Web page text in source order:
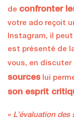
de confronter
votre ado reçoit
Instagram, il
est présenté de
vous, en
sources lui
son esprit
« L’évaluation